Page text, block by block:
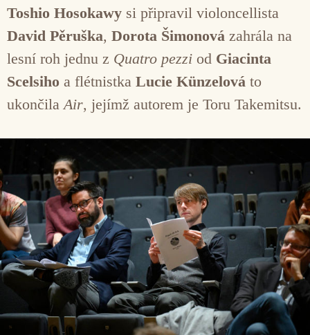
Toshio Hosokawy si připravil violoncellista
David Pěruška, Dorota Šimonová zahrála na
lesní roh jednu z Quatro pezzi od Giacinta
Scelsiho a flétnistka Lucie Künzelová to
ukončilaAir, jejímž autorem je Toru Takemitsu.